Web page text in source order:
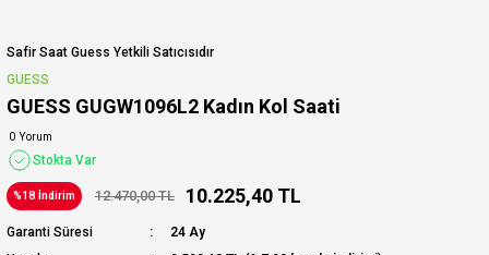
Safir Saat Guess Yetkili Satıcısıdır
GUESS
GUESS GUGW1096L2 Kadın Kol Saati
0 Yorum
Stokta Var
%18 İndirim 12.470,00 TL 10.225,40 TL
Garanti Süresi
24 Ay